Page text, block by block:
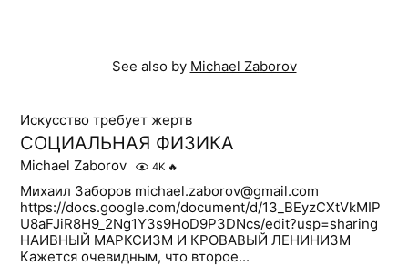
See also by Michael Zaborov
Искусство требует жертв
СОЦИАЛЬНАЯ ФИЗИКА
Michael Zaborov 4K 🔥
Михаил Заборов michael.zaborov@gmail.com
https://docs.google.com/document/d/13_BEyzCXtVkMIP
U8aFJiR8H9_2Ng1Y3s9HoD9P3DNcs/edit?usp=sharing
НАИВНЫЙ МАРКСИЗМ И КРОВАВЫЙ ЛЕНИНИЗМ
Кажется очевидным, что второе...